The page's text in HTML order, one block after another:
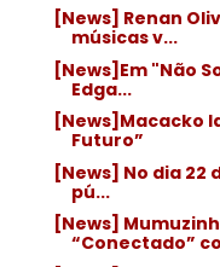
[News] Renan
músicas v...
[News]Em "Não
Edga...
[News]Macacko
Futuro”
[News] No dia 22
pú...
[News]
“Conectado”